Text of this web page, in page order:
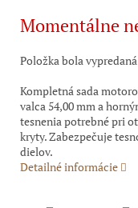
Momentálne
Položka bola
Kompletná sada
valca 54,00 mm a
tesnenia potrebné pri
kryty. Zabezpečuje
dielov.
Detailné informácie